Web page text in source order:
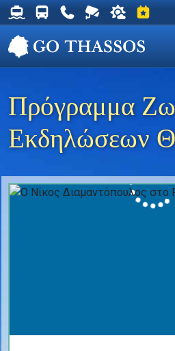
Δρομολόγια Φέρυ για Θάσο
Δρομολόγια Λεωφορείων
Χρήσιμα Τηλέφωνα
Ζωντανή Κάμερα
Ο καιρός
Πρόγραμμα
Εκδηλώσεων